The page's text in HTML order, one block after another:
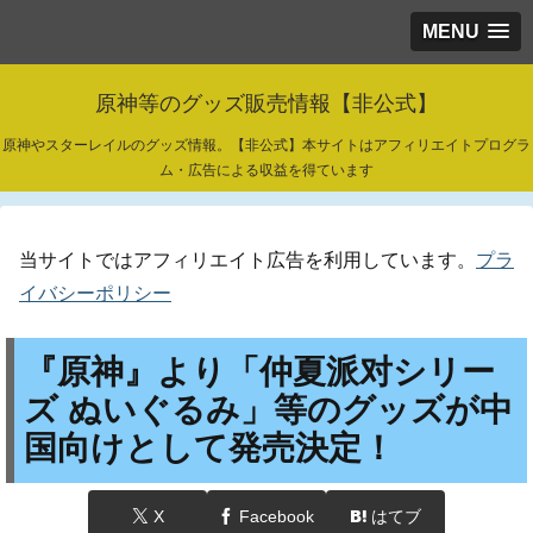
MENU
原神等のグッズ販売情報【非公式】
原神やスターレイルのグッズ情報。【非公式】本サイトはアフィリエイトプログラ
ム・広告による収益を得ています
当サイトではアフィリエイト広告を利用しています。 プラ
イバシーポリシー
『原神』より「仲夏派对シリー
ズ ぬいぐるみ」等のグッズが中
国向けとして発売決定！
X Facebook はてブ